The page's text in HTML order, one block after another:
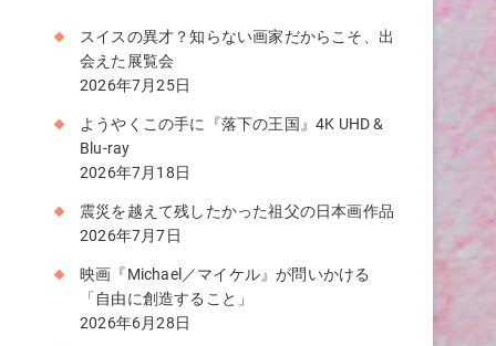
スイスの異才？知らない画家だからこそ、出
会えた展覧会
2026年7月25日
ようやくこの手に『落下の王国』4K UHD &
Blu-ray
2026年7月18日
震災を越えて残したかった祖父の日本画作品
2026年7月7日
映画『Michael／マイケル』が問いかける
「自由に創造すること」
2026年6月28日